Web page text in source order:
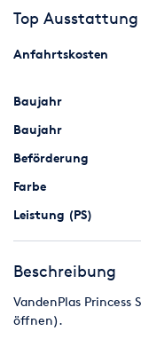
Top Ausstattung
Anfahrtskosten
Baujahr
Baujahr
Beförderung
Farbe
Leistung (PS)
Beschreibung
VandenPlas
öffnen).